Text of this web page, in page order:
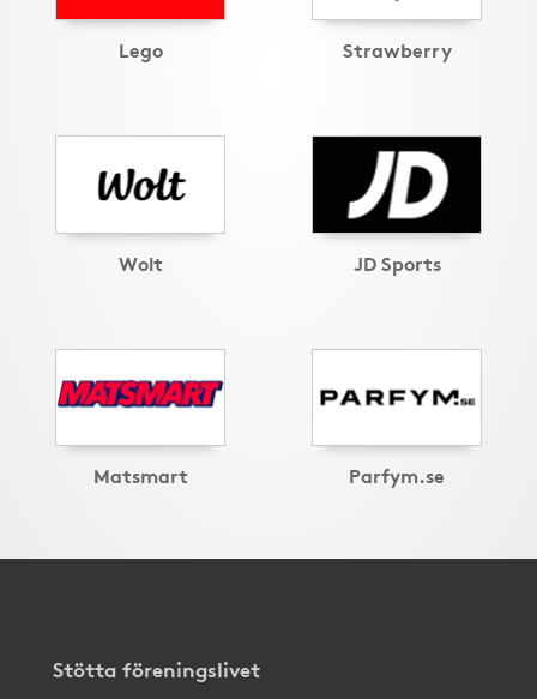
Lego Strawberry
Wolt JD Sports
Matsmart Parfym.se
Stötta föreningslivet